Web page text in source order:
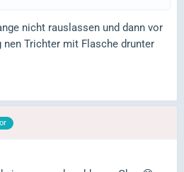
nicht rauslassen und dann vor
nen Trichter mit Flasche drunter